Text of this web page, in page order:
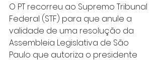
O PT recorreu ao Supremo Tribunal
Federal (STF) para que anule a
validade de uma resolução da
Assembleia Legislativa de São
Paulo que autoriza o presidente